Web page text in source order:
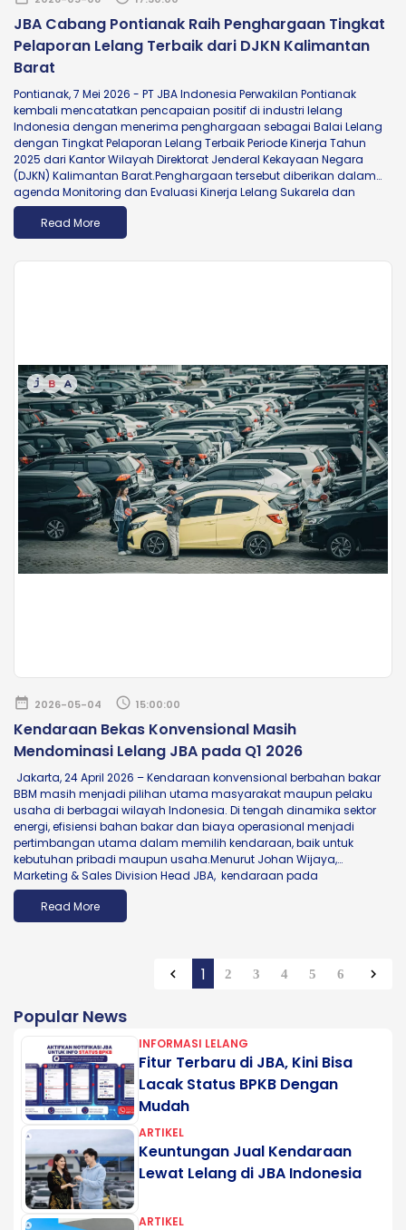
JBA Cabang Pontianak Raih Penghargaan Tingkat
Pelaporan Lelang Terbaik dari DJKN Kalimantan
Barat
Pontianak, 7 Mei 2026 - PT JBA Indonesia Perwakilan Pontianak
kembali mencatatkan pencapaian positif di industri lelang
Indonesia dengan menerima penghargaan sebagai Balai Lelang
dengan Tingkat Pelaporan Lelang Terbaik Periode Kinerja Tahun
2025 dari Kantor Wilayah Direktorat Jenderal Kekayaan Negara
(DJKN) Kalimantan Barat.Penghargaan tersebut diberikan dalam
agenda Monitoring dan Evaluasi Kinerja Lelang Sukarela dan
Apresiasi kepada Pejabat Lelang Kelas II dan Balai Lelang Lingkup...
Read More
date_range 2026-05-04 schedule 15:00:00
Kendaraan Bekas Konvensional Masih
Mendominasi Lelang JBA pada Q1 2026
Jakarta, 24 April 2026 – Kendaraan konvensional berbahan bakar
BBM masih menjadi pilihan utama masyarakat maupun pelaku
usaha di berbagai wilayah Indonesia. Di tengah dinamika sektor
energi, efisiensi bahan bakar dan biaya operasional menjadi
pertimbangan utama dalam memilih kendaraan, baik untuk
kebutuhan pribadi maupun usaha.Menurut Johan Wijaya,
Marketing & Sales Division Head JBA, kendaraan pada
segmen entry level hingga middle masih menjadi...
Read More
keyboard_arrow_left 1 2 3 4 5 6 keyboard_arrow_right
Popular News
INFORMASI LELANG
Fitur Terbaru di JBA, Kini Bisa
Lacak Status BPKB Dengan
Mudah
ARTIKEL
Keuntungan Jual Kendaraan
Lewat Lelang di JBA Indonesia
ARTIKEL